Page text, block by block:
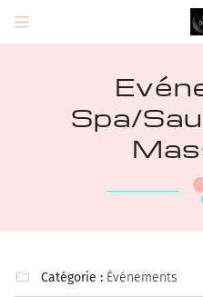

 Adresse email de réception
Spa/
 Catégorie : Événements